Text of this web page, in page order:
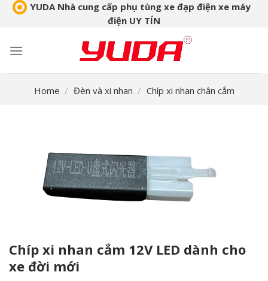
Skip
YUDA Nhà cung cấp phụ tùng xe đạp điện xe máy
điện UY TÍN
Home / Đèn và xi nhan / Chíp xi nhan chân cắm
Chíp xi nhan cắm 12V LED dành cho
xe đời mới